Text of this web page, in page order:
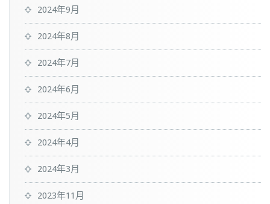
2024年9月
2024年8月
2024年7月
2024年6月
2024年5月
2024年4月
2024年3月
2023年11月